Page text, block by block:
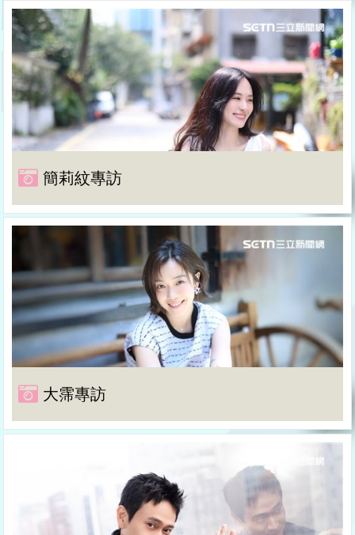
簡莉紋專訪
大霈專訪